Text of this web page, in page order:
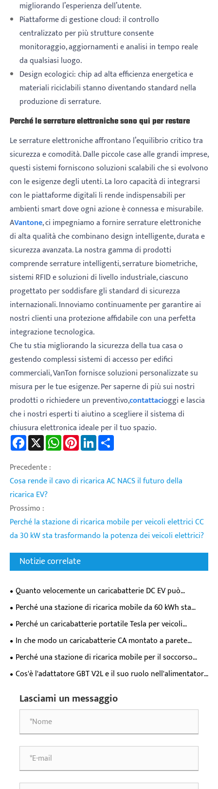
migliorando l’esperienza dell’utente.
Piattaforme di gestione cloud: il controllo
centralizzato per più strutture consente
monitoraggio, aggiornamenti e analisi in tempo reale
da qualsiasi luogo.
Design ecologici: chip ad alta efficienza energetica e
materiali riciclabili stanno diventando standard nella
produzione di serrature.
Perché le serrature elettroniche sono qui per restare
Le serrature elettroniche affrontano l’equilibrio critico tra
sicurezza e comodità. Dalle piccole case alle grandi imprese,
questi sistemi forniscono soluzioni scalabili che si evolvono
con le esigenze degli utenti. La loro capacità di integrarsi
con le piattaforme digitali li rende indispensabili per
ambienti smart dove ogni azione è connessa e misurabile.
AVantone, ci impegniamo a fornire serrature elettroniche
di alta qualità che combinano design intelligente, durata e
sicurezza avanzata. La nostra gamma di prodotti
comprende serrature intelligenti, serrature biometriche,
sistemi RFID e soluzioni di livello industriale, ciascuno
progettato per soddisfare gli standard di sicurezza
internazionali. Innoviamo continuamente per garantire ai
nostri clienti una protezione affidabile con una perfetta
integrazione tecnologica.
Che tu stia migliorando la sicurezza della tua casa o
gestendo complessi sistemi di accesso per edifici
commerciali, VanTon fornisce soluzioni personalizzate su
misura per le tue esigenze. Per saperne di più sui nostri
prodotti o richiedere un preventivo,contattacioggi e lascia
che i nostri esperti ti aiutino a scegliere il sistema di
chiusura elettronica ideale per il tuo spazio.
Facebook WhatsAppPinterestLinkedIn
Precedente :
Cosa rende il cavo di ricarica AC NACS il futuro della
ricarica EV?
Prossimo :
Perché la stazione di ricarica mobile per veicoli elettrici CC
da 30 kW sta trasformando la potenza dei veicoli elettrici?
Notizie correlate
Quanto velocemente un caricabatterie DC EV può
effettivamente riempire la batteria della tua auto elettrica?
Perché una stazione di ricarica mobile da 60 kWh sta
trasformando la flessibilità di ricarica dei veicoli elettrici?
Perché un caricabatterie portatile Tesla per veicoli
elettrici è essenziale per i moderni proprietari di veicoli
elettrici?
In che modo un caricabatterie CA montato a parete
trasforma l'esperienza quotidiana di ricarica dei veicoli
elettrici?
Perché una stazione di ricarica mobile per il soccorso
stradale da 65kWh è essenziale per il moderno supporto di
emergenza dei veicoli elettrici?
Cos'è l'adattatore GBT V2L e il suo ruolo nell'alimentatore
Lasciami un messaggio